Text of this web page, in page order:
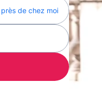
de chez moi